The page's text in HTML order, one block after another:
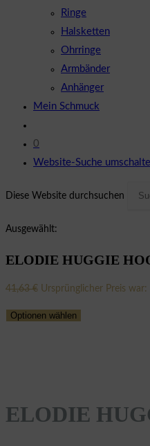
Ringe
Halsketten
Ohrringe
Armbänder
Anhänger
Mein Schmuck
0
Website-Suche
Diese Website durchsuchen
Ausgewählt:
ELODIE HUGGIE
41,63€ Ursprünglicher Preis
Optionen wählen
ELODIE